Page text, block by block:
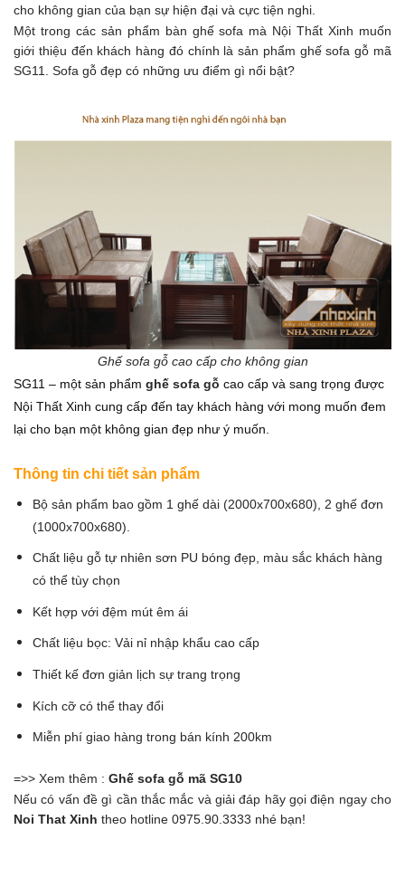
cho không gian của bạn sự hiện đại và cực tiện nghi.
Một trong các sản phẩm bàn ghế sofa mà Nội Thất Xinh muốn
giới thiệu đến khách hàng đó chính là sản phẩm ghế sofa gỗ mã
SG11. Sofa gỗ đẹp có những ưu điểm gì nổi bật?
Ghế sofa gỗ cao cấp cho không gian
SG11 – một sản phẩm ghế sofa gỗ cao cấp và sang trọng được
Nội Thất Xinh cung cấp đến tay khách hàng với mong muốn đem
lại cho bạn một không gian đẹp như ý muốn.
Thông tin chi tiết sản phẩm
Bộ sản phẩm bao gồm 1 ghế dài (2000x700x680), 2 ghế đơn
(1000x700x680).
Chất liệu gỗ tự nhiên sơn PU bóng đẹp, màu sắc khách hàng
có thể tùy chọn
Kết hợp với đệm mút êm ái
Chất liệu bọc: Vải nỉ nhập khẩu cao cấp
Thiết kế đơn giản lịch sự trang trọng
Kích cỡ có thể thay đổi
Miễn phí giao hàng trong bán kính 200km
=>> Xem thêm : Ghế sofa gỗ mã SG10
Nếu có vấn đề gì cần thắc mắc và giải đáp hãy gọi điện ngay cho
Noi That Xinh theo hotline 0975.90.3333 nhé bạn!